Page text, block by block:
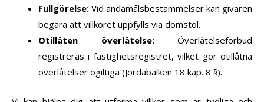
Fullgörelse: Vid ändamålsbestämmelser kan givaren
begära att villkoret uppfylls via domstol.
Otillåten överlåtelse:Överlåtelseförbud
registreras i fastighetsregistret, vilket gör otillåtna
överlåtelser ogiltiga (Jordabalken 18 kap. 8 §).